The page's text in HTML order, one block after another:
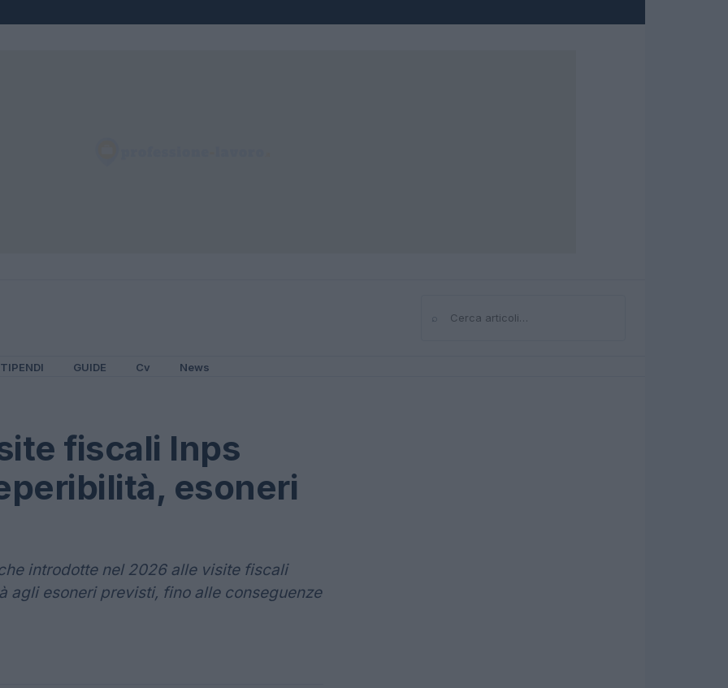
⌕Cerca
GUIDE Cv News
fiscali Inps
esoneri
introdotte nel 2026 alle visite fiscali
agli esoneri previsti, fino alle conseguenze